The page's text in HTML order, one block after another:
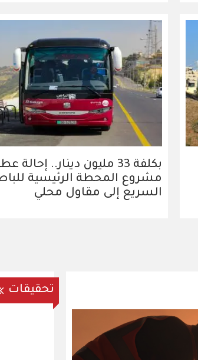
بكلفة 33 مليون دينار.. إحالة
مشروع المحطة الرئيسية
السريع إلى مقاول محلي
تحقيقات